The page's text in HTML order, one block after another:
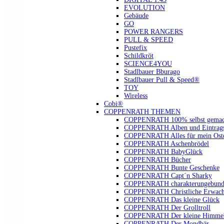
EVOLUTION
Gebäude
GO
POWER RANGERS
PULL & SPEED
Pustefix
Schildkröt
SCIENCE4YOU
Stadlbauer Bburago
Stadlbauer Pull & Speed®
TOY
Wireless
Cobi®
COPPENRATH THEMEN
COPPENRATH 100% selbst
COPPENRATH Alben und
COPPENRATH Alles für mein
COPPENRATH Aschenbrödel
COPPENRATH BabyGlück
COPPENRATH Bücher
COPPENRATH Bunte Geschenke
COPPENRATH Capt´n Sharky
COPPENRATH
COPPENRATH Christliche
COPPENRATH Das kleine Glück
COPPENRATH Der Grolltroll
COPPENRATH Der kleine